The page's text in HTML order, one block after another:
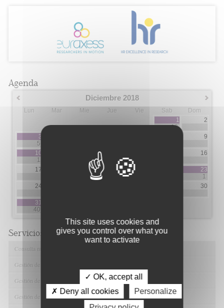
Agenda
Diciembre 2018
Lun Mar Mie Jue Vie Sab
Dom
1
10
2
3
5
9
10
1
2
5
16
17
19
2
20
1
23
1
24
30
31
40
Servicios de FIBAO
Consulta nuestras Ofertas Tecnológicas
Gestión de Ensayos Clínicos y Estudios Observacionales
Gestión de la Innovación y la Transferencia Tecnológica
Gestión de Ayudas y Oportunidad de Financiación
This site uses cookies and
gives you control over what you
want to activate
✓ OK, accept all
✗ Deny all cookies
Personalize